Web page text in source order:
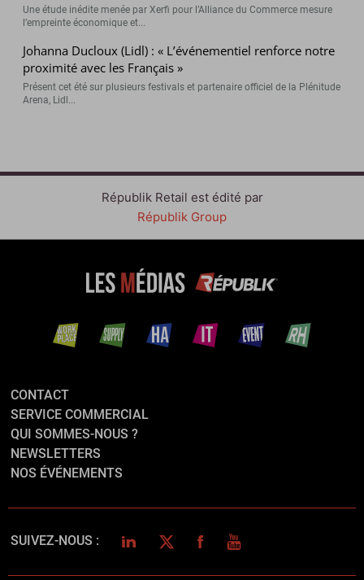
Une étude inédite menée par Xerfi pour l’Alliance du Commerce mesure
l’empreinte économique et...
Johanna Ducloux (Lidl) : « L’événementiel renforce notre
proximité avec les Français »
Présent cet été sur plusieurs festivals et partenaire officiel de la Plénitude
Arena, Lidl...
Républik Retail est édité par
Républik Group
CONTACT
SERVICE COMMERCIAL
QUI SOMMES-NOUS ?
NEWSLETTERS
NOS ÉVÉNEMENTS
SUIVEZ-NOUS : LINKEDINTWITTERFACEBOOK
YOUTUBE